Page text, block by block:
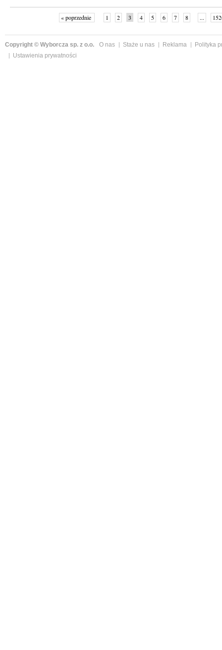
« poprzednie 1 2 3 4 5 6 7 8 ...
Copyright © Wyborcza sp. z o.o. O nas Staże u nas Reklama
Polityka
Ustawienia prywatności